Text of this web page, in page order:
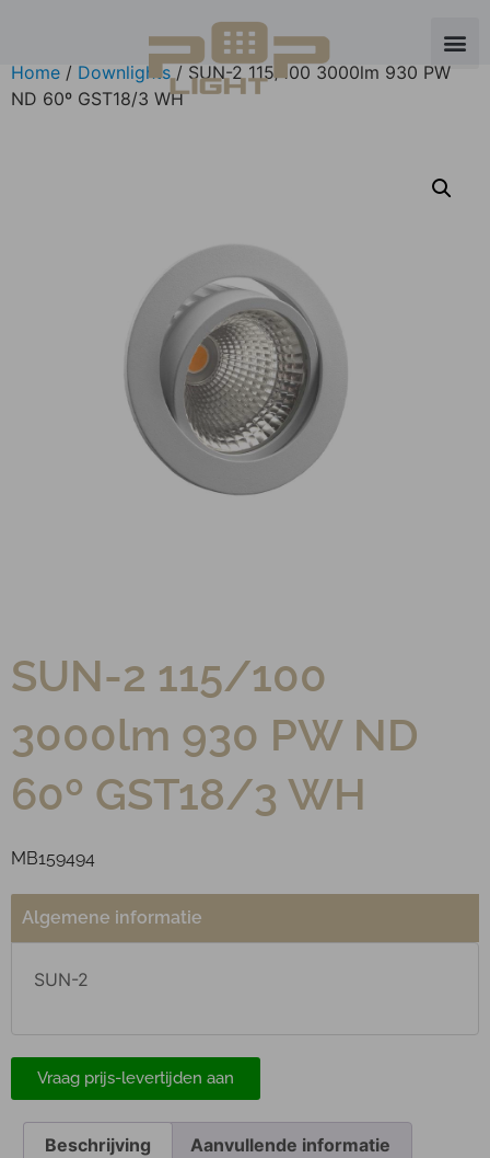
Home / Downlights / SUN-2 115/100 3000lm 930 PW
ND 60º GST18/3 WH
SUN-2 115/100
3000lm 930 PW ND
60º GST18/3 WH
MB159494
Algemene informatie
SUN-2
Vraag prijs-levertijden aan
Beschrijving Aanvullende informatie